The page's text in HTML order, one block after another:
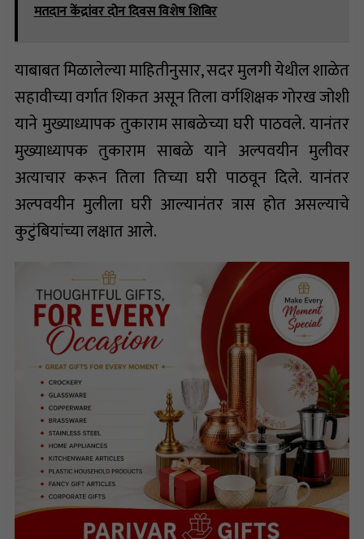
मतदान केंद्रांवर दोन दिवस विशेष शिबिर
याबाबत मिळालेल्या माहितीनुसार, सदर मुलगी येथील शाळेत
सहावीच्या वर्गात शिकत असून तिला वर्गशिक्षक गोरख जोशी
याने मुख्याध्यापक तुकाराम साबळेच्या घरी पाठवले. यानंतर
मुख्याध्यापक तुकाराम साबळे याने अल्पवयीन मुलीवर
अत्याचार करून तिला तिच्या घरी पाठवून दिले. यानंतर
अल्पवयीन मुलीला घरी आल्यानंतर त्रास होत असल्याचे
कुटुंबियांच्या लक्षात आले.